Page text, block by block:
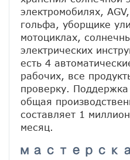
электромобилях,
гольфа, уборщике
мотоциклах,
электрических
есть 4
рабочих, все
проверку.
общая
составляет 1
месяц.